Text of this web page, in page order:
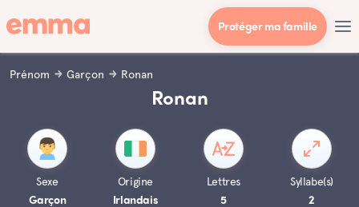
Protéger ma famille
Prénom Garçon Ronan
Ronan
Sexe
Garçon
Origine
Irlandais
Lettres
5
Syllabe(s)
2